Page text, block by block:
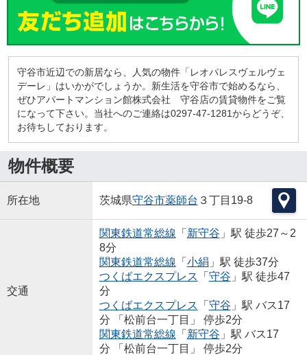
守谷市近辺での新居なら、人気の物件「レオパレスヴェルヴェ
デーレ」はいかがでしょうか。新生活を守谷市で始めるなら、
ぜひアパートマンション館株式会社 守谷店の賃貸物件をご覧
になって下さい。当社へのご連絡は0297-47-1281からどうぞ、
お待ちしております。
物件概要
所在地 茨城県守谷市薬師台 ３丁目19-8
交通
関東鉄道常総線 「 新守谷 」駅 徒歩27～2
8分
関東鉄道常総線 「 小絹 」駅 徒歩37分
つくばエクスプレス 「 守谷 」駅 徒歩47
分
つくばエクスプレス 「 守谷 」駅 バス17
分 「松前台一丁目」 停歩2分
関東鉄道常総線 「 新守谷 」駅 バス17
分 「松前台一丁目」 停歩2分